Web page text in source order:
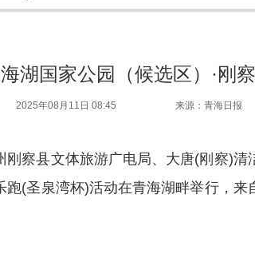
湖国家公园（候选区）·刚
2025年08月11日 08:45 来源：青海日报
县文体旅游广电局、大唐(刚察)清
跑(圣泉湾杯)活动在青海湖畔举行，